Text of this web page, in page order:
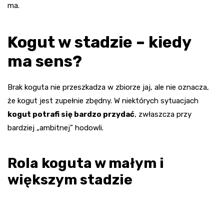
ma.
Kogut w stadzie – kiedy
ma sens?
Brak koguta nie przeszkadza w zbiorze jaj, ale nie oznacza,
że kogut jest zupełnie zbędny. W niektórych sytuacjach
kogut potrafi się bardzo przydać, zwłaszcza przy
bardziej „ambitnej” hodowli.
Rola koguta w małym i
większym stadzie